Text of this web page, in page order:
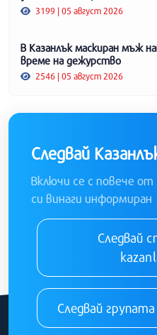
3199 | 05 август 2026
В Казанлък маскиран мъж
време на дежурство
2546 | 05 август 2026
Следвай
Включи се с повече
си винаги информиран
Следвай
Следвай